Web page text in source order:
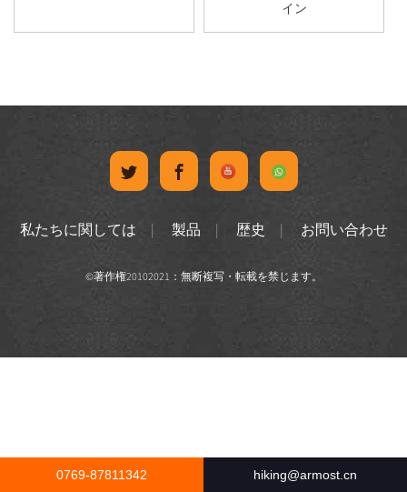
イン
私たちに関しては 製品 歴史 お問い合わせ
©著作権20102021：無断複写・転載を禁じます。
0769-87811342 hiking@armost.cn